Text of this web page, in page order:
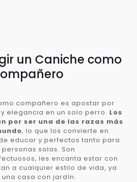
un Caniche como
compañero es apostar por
elegancia en un solo perro. Los
por ser una de las razas más
, lo que los convierte en
educar y perfectos tanto para
solas. Son
les encanta estar con
a cualquier estilo de vida, ya
casa con jardín.